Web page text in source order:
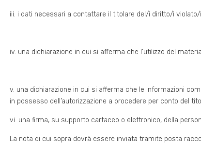
iii. i dati necessari a contattare il titolare del/i diritto/i
iv. una dichiarazione in cui si afferma che l’utilizzo del
v. una dichiarazione in cui si afferma che le informazioni
in possesso dell’autorizzazione a procedere per conto del
vi. una firma, su supporto cartaceo o elettronico, della
La nota di cui sopra dovrà essere inviata tramite posta